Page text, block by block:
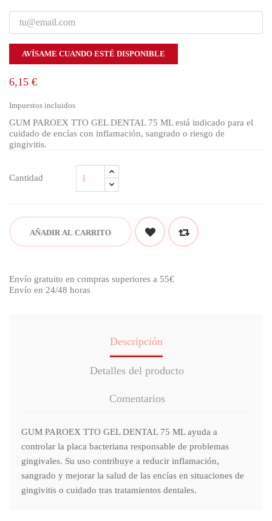
AVÍSAME CUANDO ESTÉ DISPONIBLE
6,15 €
Impuestos incluidos
GUM PAROEX TTO GEL DENTAL 75 ML está indicado para el
cuidado de encías con inflamación, sangrado o riesgo de
gingivitis.
Cantidad
AÑADIR AL CARRITO
Envío gratuito en compras superiores a 55€
Envío en 24/48 horas
Descripción
Detalles del producto
Comentarios
GUM PAROEX TTO GEL DENTAL 75 ML ayuda a
controlar la placa bacteriana responsable de problemas
gingivales. Su uso contribuye a reducir inflamación,
sangrado y mejorar la salud de las encías en situaciones de
gingivitis o cuidado tras tratamientos dentales.